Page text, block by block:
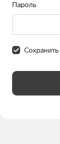
Пароль
Сохранить